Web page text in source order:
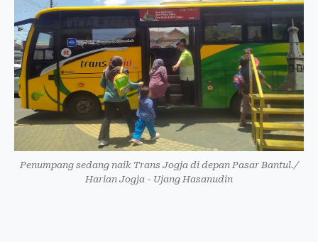
Penumpang sedang naik Trans Jogja di depan Pasar Bantul./
Harian Jogja - Ujang Hasanudin